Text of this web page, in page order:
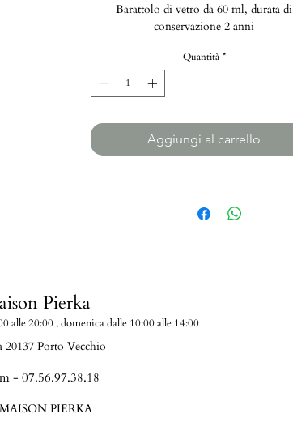
Barattolo di vetro da 60 ml, durata di
conservazione 2 anni
Quantità *
Aggiungi al carrello
Pierka
alle 20:00, domenica dalle 10:00 alle 14:00
20137 Porto Vecchio
- 07.56.97.38.18
PIERKA